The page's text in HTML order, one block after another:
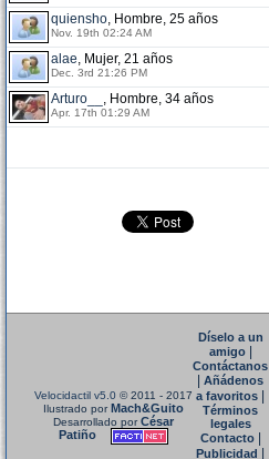
quiensho, Hombre, 25 años
Nov. 19th 02:24 AM
alae, Mujer, 21 años
Dec. 3rd 21:26 PM
Arturo__ , Hombre, 34 años
Apr. 17th 01:29 AM
Velocidactil v5.0 © 2011 - 2017
Ilustrado porMach&Guito
Desarrollado porCésar
Patiño
Díselo a un
amigo|
Contáctanos
Añádenos
a favoritos
Términos
legales
Contacto|
Publicidad